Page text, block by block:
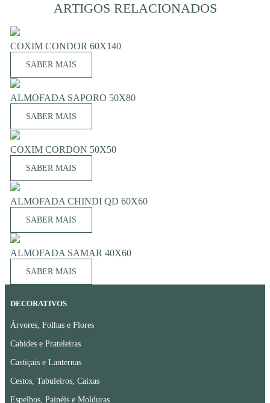
ARTIGOS RELACIONADOS
COXIM CONDOR 60X140
SABER MAIS
ALMOFADA SAPORO 50X80
SABER MAIS
COXIM CORDON 50X50
SABER MAIS
ALMOFADA CHINDI QD 60X60
SABER MAIS
ALMOFADA SAMAR 40X60
SABER MAIS
DECORATIVOS
Árvores, Folhas e Flores
Cabides e Prateleiras
Castiçais e Lanternas
Cestos, Tabuleiros, Caixas
Espelhos, Painéis e Molduras